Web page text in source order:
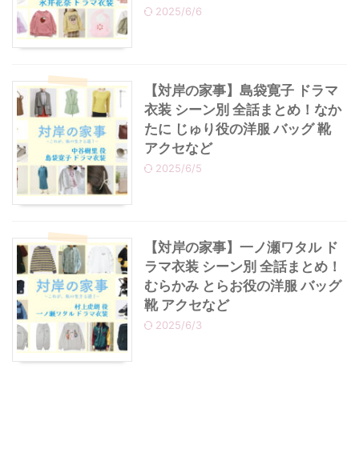
2025/6/6
【対岸の家事】島袋寛子 ドラマ
衣装 シーン別 全話まとめ！なか
たに じゅり役の洋服 バッグ 靴
アクセなど
2025/6/5
【対岸の家事】一ノ瀬ワタル ド
ラマ衣装 シーン別 全話まとめ！
むらかみ とらお役の洋服 バッグ
靴 アクセなど
2025/6/3